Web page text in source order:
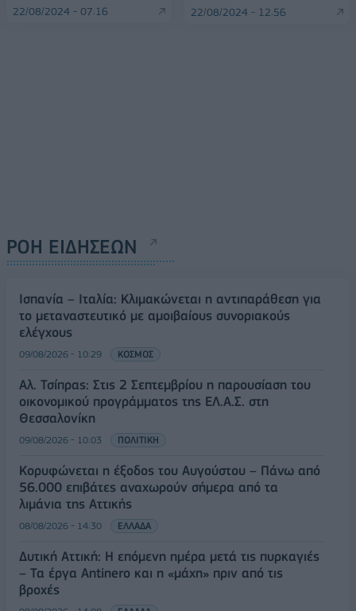
22/08/2024 - 07:16 22/08/2024 - 12:56
ΡΟΗ ΕΙΔΗΣΕΩΝ
Ισπανία – Ιταλία: Κλιμακώνεται η αντιπαράθεση για
το μεταναστευτικό με αμοιβαίους συνοριακούς
ελέγχους
09/08/2026 - 10:29 ΚΟΣΜΟΣ
Αλ. Τσίπρας: Στις 2 Σεπτεμβρίου η παρουσίαση του
οικονομικού προγράμματος της ΕΛ.Α.Σ. στη
Θεσσαλονίκη
09/08/2026 - 10:03 ΠΟΛΙΤΙΚΗ
Κορυφώνεται η έξοδος του Αυγούστου – Πάνω από
56.000 επιβάτες αναχωρούν σήμερα από τα
λιμάνια της Αττικής
08/08/2026 - 14:30 ΕΛΛΑΔΑ
Δυτική Αττική: Η επόμενη ημέρα μετά τις πυρκαγιές
– Τα έργα Antinero και η «μάχη» πριν από τις
βροχές